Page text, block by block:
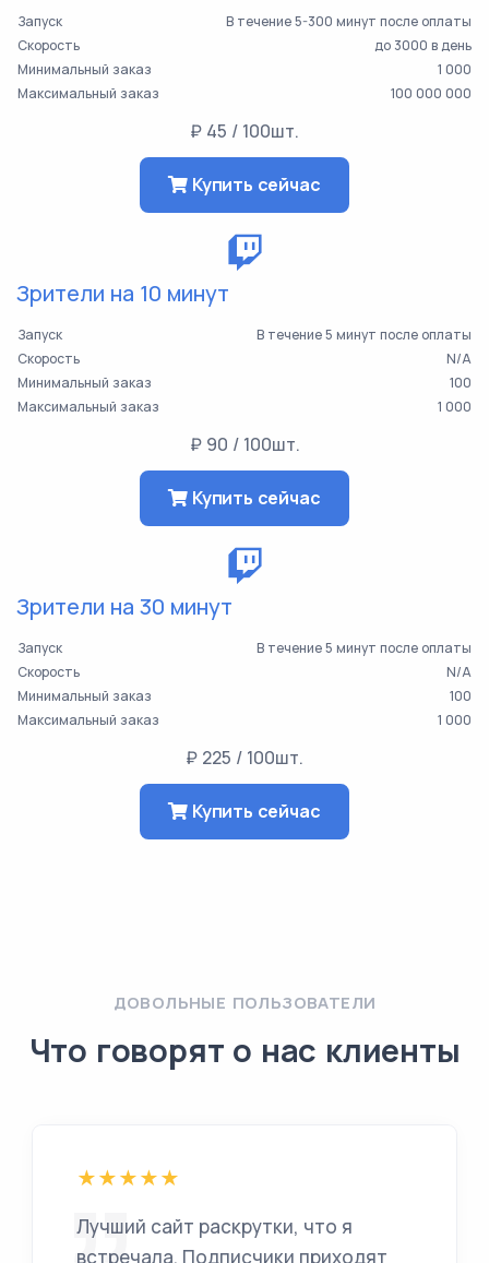
Запуск
В течение 5-300 минут после оплаты
Скорость
до 3000 в день
Минимальный заказ
1 000
Максимальный заказ
100 000 000
₽ 45 / 100шт.
Купить сейчас
Зрители на 10 минут
Запуск
В течение 5 минут после оплаты
Скорость
N/A
Минимальный заказ
100
Максимальный заказ
1 000
₽ 90 / 100шт.
Купить сейчас
Зрители на 30 минут
Запуск
В течение 5 минут после оплаты
Скорость
N/A
Минимальный заказ
100
Максимальный заказ
1 000
₽ 225 / 100шт.
Купить сейчас
ДОВОЛЬНЫЕ ПОЛЬЗОВАТЕЛИ
Что говорят о нас клиенты
Лучший сайт раскрутки, что я
встречала. Подписчики приходят